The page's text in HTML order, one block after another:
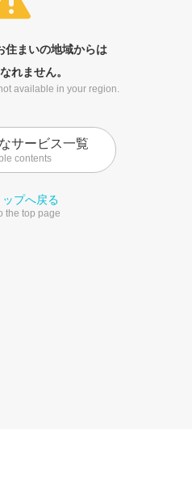
住まいの地域からは
れません。
available in your region.
サービス一覧
contents
プへ戻る
the top page